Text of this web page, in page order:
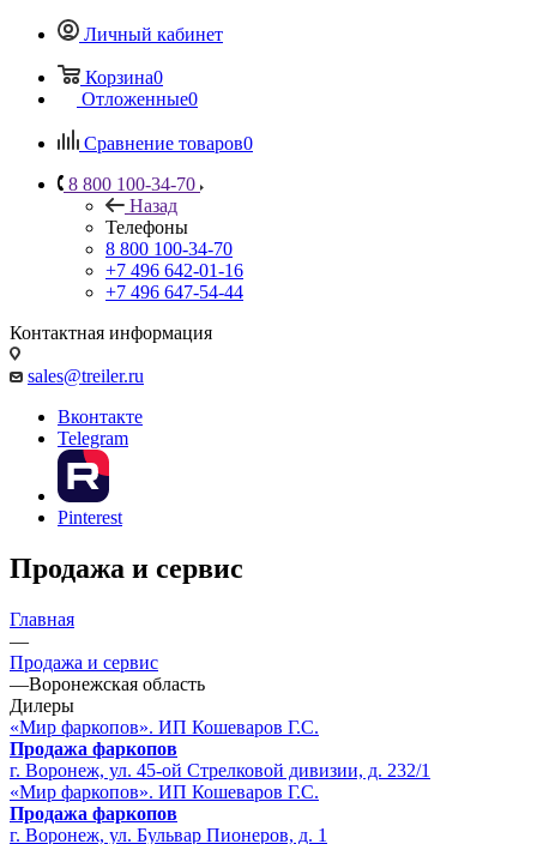
Личный кабинет
Корзина0
Отложенные0
Сравнение товаров0
8 800 100-34-70
Назад
Телефоны
8 800 100-34-70
+7 496 642-01-16
+7 496 647-54-44
Контактная информация
sales@treiler.ru
Вконтакте
Telegram
Pinterest
Продажа и сервис
Главная
—
Продажа и сервис
—Воронежская область
Дилеры
«Мир фаркопов». ИП Кошеваров Г.С.
Продажа фаркопов
г. Воронеж, ул. 45-ой Стрелковой дивизии, д. 232/1
«Мир фаркопов». ИП Кошеваров Г.С.
Продажа фаркопов
г. Воронеж, ул. Бульвар Пионеров, д. 1